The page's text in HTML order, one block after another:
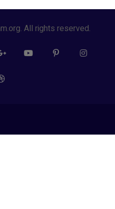
All rights reserved.